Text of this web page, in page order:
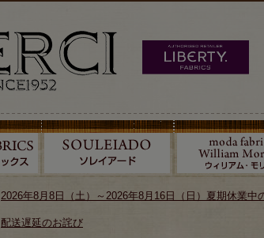
2026年8月8日（土）～2026年8月16日（日）夏期休業中
配送遅延のお詫び